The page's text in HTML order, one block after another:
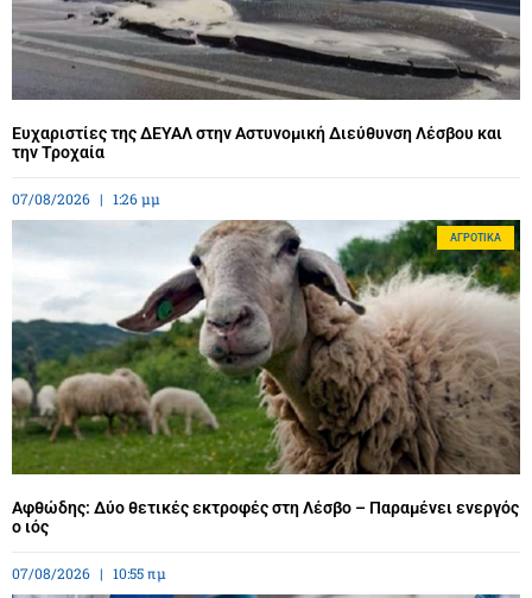
Ευχαριστίες της ΔΕΥΑΛ στην Αστυνομική Διεύθυνση Λέσβου και
την Τροχαία
07/08/2026 1:26 μμ
ΑΓΡΟΤΙΚΆ
Αφθώδης: Δύο θετικές εκτροφές στη Λέσβο – Παραμένει ενεργός
ο ιός
07/08/2026 10:55 πμ